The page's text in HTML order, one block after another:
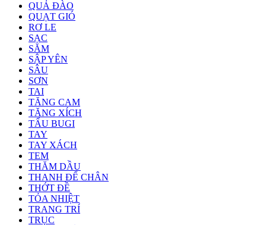
QUẢ ĐÀO
QUẠT GIÓ
RƠ LE
SẠC
SĂM
SẬP YÊN
SÂU
SƠN
TAI
TĂNG CAM
TĂNG XÍCH
TẨU BUGI
TAY
TAY XÁCH
TEM
THĂM DẦU
THANH ĐỂ CHÂN
THỚT ĐỀ
TỎA NHIỆT
TRANG TRÍ
TRỤC